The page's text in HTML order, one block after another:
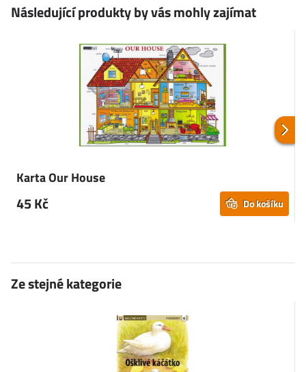
Následující produkty by vás mohly zajímat
Karta Our House
45 Kč Do košíku
Ze stejné kategorie